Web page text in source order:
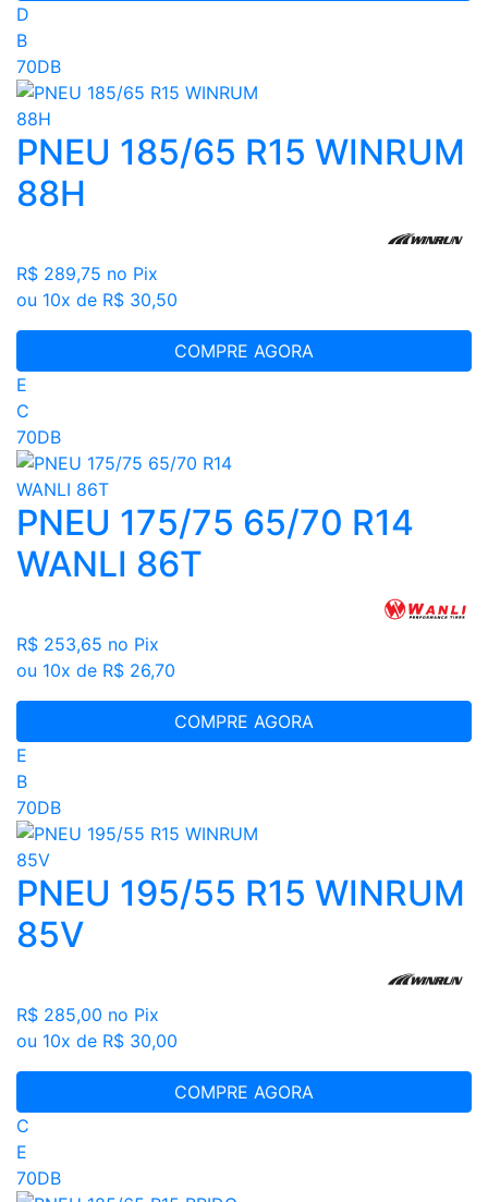
D
B
70DB
PNEU 185/65 R15 WINRUM
88H
R$ 289,75 no Pix
ou 10x de R$ 30,50
COMPRE AGORA
E
C
70DB
PNEU 175/75 65/70 R14
WANLI 86T
R$ 253,65 no Pix
ou 10x de R$ 26,70
COMPRE AGORA
E
B
70DB
PNEU 195/55 R15 WINRUM
85V
R$ 285,00 no Pix
ou 10x de R$ 30,00
COMPRE AGORA
C
E
70DB